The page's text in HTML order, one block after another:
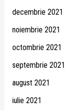
decembrie 2021
noiembrie 2021
octombrie 2021
septembrie 2021
august 2021
iulie 2021